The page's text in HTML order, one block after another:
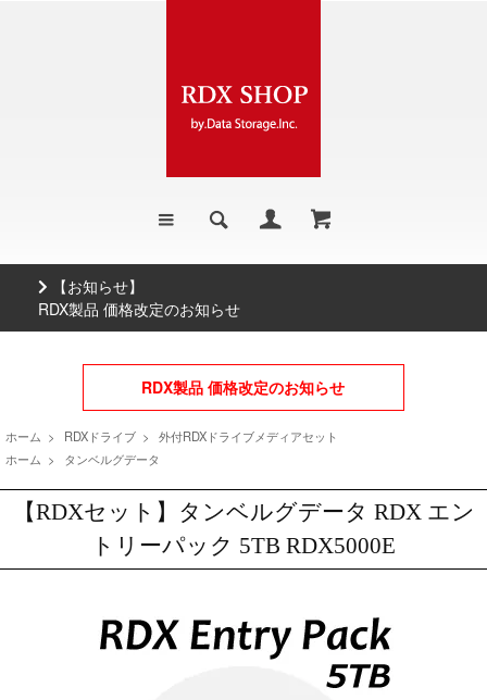
知らせ】
品 価格改定のお知らせ
RDX製品 価格改定のお知らせ
ホーム > RDXドライブ >
外付RDXドライブメディアセット
ホーム > タンベルグデータ
【RDXセット】タンベルグデータ RDX エン
トリーパック 5TB RDX5000E